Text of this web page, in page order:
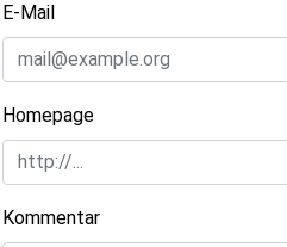
E-Mail
Homepage
Kommentar